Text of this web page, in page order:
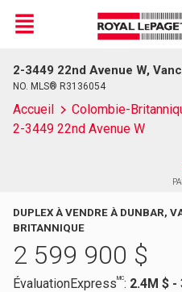
Live
En Direct
Menu
2-3449 22nd Avenue W,
NO. MLS® R3136054
Accueil Colombie-
2-3449 22nd Avenue W
DUPLEX À VENDRE À DUNBAR,
BRITANNIQUE
2 599 900 $
ÉvaluationExpressMC: 2.4M $ -